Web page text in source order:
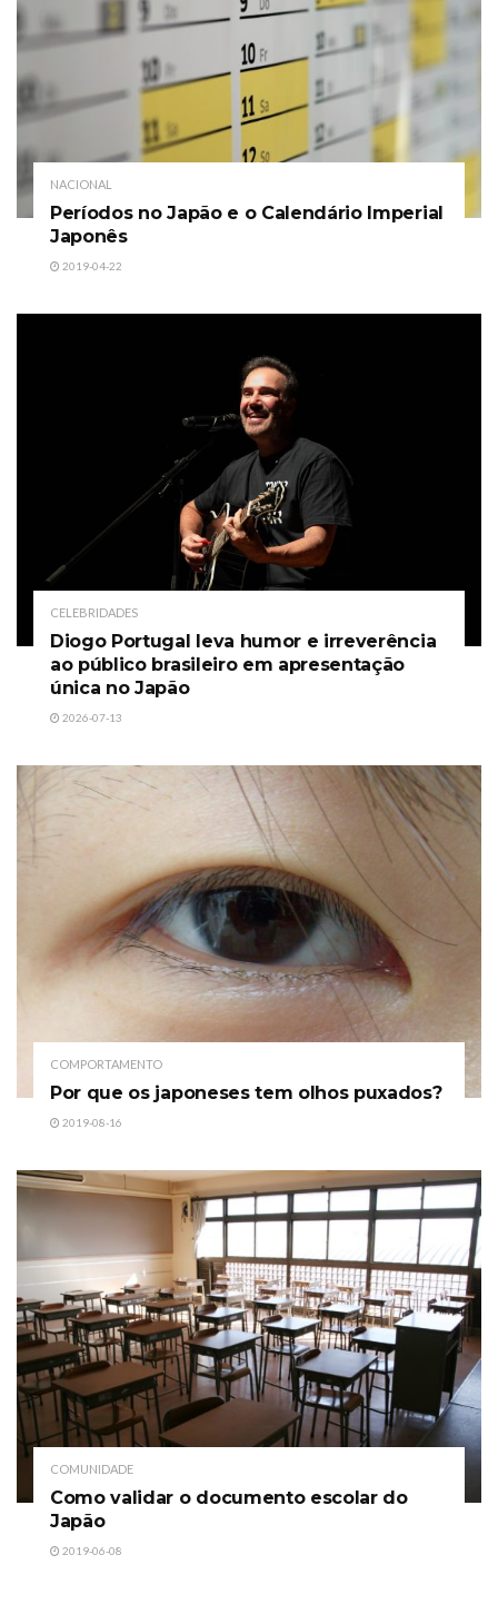
NACIONAL
Períodos no Japão e o Calendário Imperial
Japonês
2019-04-22
CELEBRIDADES
Diogo Portugal leva humor e irreverência
ao público brasileiro em apresentação
única no Japão
2026-07-13
COMPORTAMENTO
Por que os japoneses tem olhos puxados?
2019-08-16
COMUNIDADE
Como validar o documento escolar do
Japão
2019-06-08